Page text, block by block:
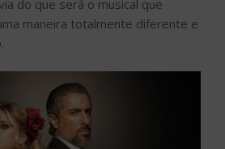
do que será o musical que
maneira totalmente diferente e